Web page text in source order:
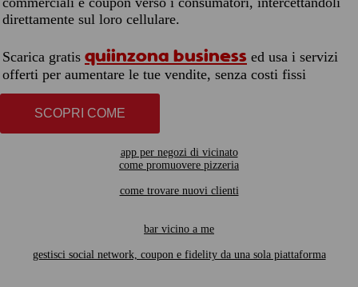
direttamente sul loro cellulare.
Scarica gratis quiinzona business ed usa i servizi
offerti per aumentare le tue vendite, senza costi fissi
SCOPRI COME
app per negozi di vicinato
come promuovere pizzeria
come trovare nuovi clienti
bar vicino a me
gestisci social network, coupon e fidelity da una sola piattaforma